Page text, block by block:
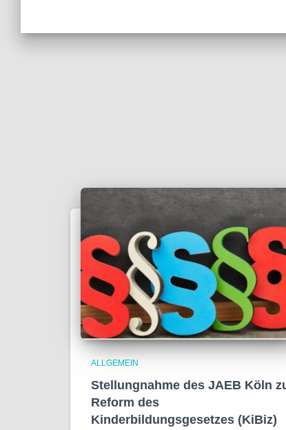
ALLGEMEIN
Stellungnahme des JAEB Köln
Reform des
Kinderbildungsgesetzes (KiBiz)